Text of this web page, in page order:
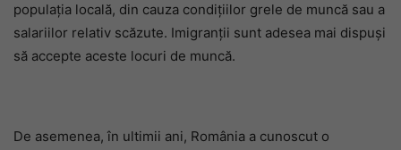
populația locală, din cauza condițiilor grele de muncă sau a
salariilor relativ scăzute. Imigranții sunt adesea mai dispuși
să accepte aceste locuri de muncă.
De asemenea, în ultimii ani, România a cunoscut o